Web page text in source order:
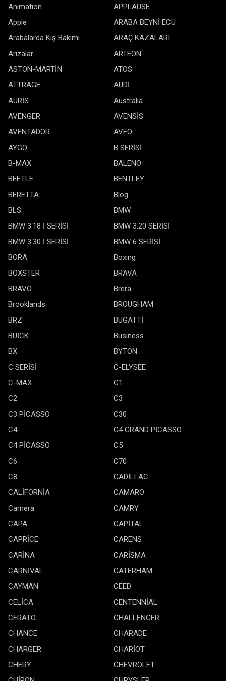
Animation
APPLAUSE
Apple
ARABA BEYNİ ECU
Arabalarda Kış Bakımı
ARAÇ KAZALARI
Arızalar
ARTEON
ASTON-MARTİN
ATOS
ATTRAGE
AUDİ
AURİS
Australia
AVENGER
AVENSİS
AVENTADOR
AVEO
AYGO
B SERİSİ
B-MAX
BALENO
BEETLE
BENTLEY
BERETTA
Blog
BLS
BMW
BMW 3.18 İ SERİSİ
BMW 3.20 SERİSİ
BMW 3.30 İ SERİSİ
BMW 6 SERİSİ
BORA
Boxing
BOXSTER
BRAVA
BRAVO
Brera
Brooklands
BROUGHAM
BRZ
BUGATTİ
BUİCK
Business
BX
BYTON
C SERİSİ
C-ELYSEE
C-MAX
C1
C2
C3
C3 PİCASSO
C30
C4
C4 GRAND PİCASSO
C4 PİCASSO
C5
C6
C70
C8
CADİLLAC
CALİFORNİA
CAMARO
Camera
CAMRY
CAPA
CAPİTAL
CAPRİCE
CARENS
CARİNA
CARİSMA
CARNİVAL
CATERHAM
CAYMAN
CEED
CELİCA
CENTENNİAL
CERATO
CHALLENGER
CHANCE
CHARADE
CHARGER
CHARİOT
CHERY
CHEVROLET